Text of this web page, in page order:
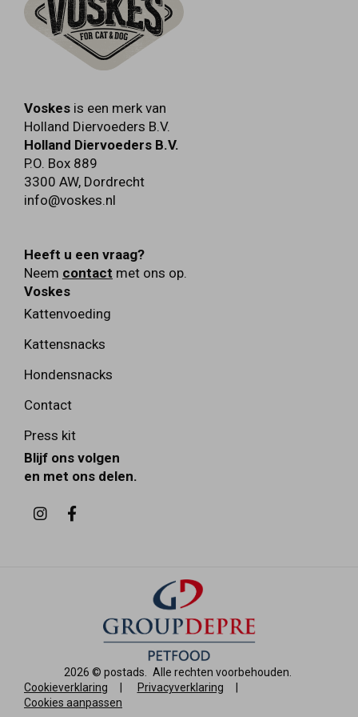
Voskes is een merk van
Holland Diervoeders B.V.
Holland Diervoeders B.V.
P.O. Box 889
3300 AW, Dordrecht
info@voskes.nl
Heeft u een vraag?
Neem contact met ons op.
Voskes
Kattenvoeding
Kattensnacks
Hondensnacks
Contact
Press kit
Blijf ons volgen
en met ons delen.
2026 © postads
Alle rechten voorbehouden.
Cookieverklaring
Privacyverklaring
Cookies aanpassen